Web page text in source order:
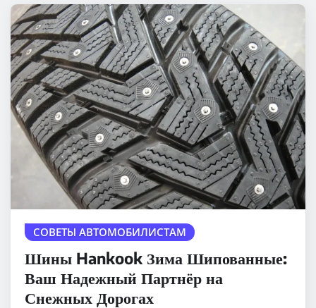
СОВЕТЫ АВТОМОБИЛИСТАМ
Шины Hankook Зима Шипованные:
Ваш Надежный Партнёр на
Снежных Дорогах